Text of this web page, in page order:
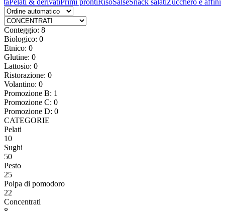
Conteggio: 8
Biologico: 0
Etnico: 0
Glutine: 0
Lattosio: 0
Ristorazione: 0
Volantino: 0
Promozione B: 1
Promozione C: 0
Promozione D: 0
CATEGORIE
Pelati
10
Sughi
50
Pesto
25
Polpa di pomodoro
22
Concentrati